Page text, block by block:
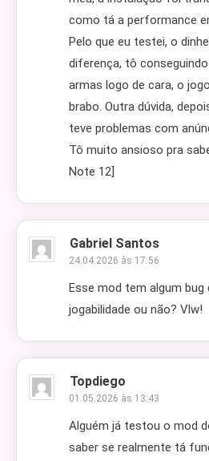
como tá a performance
Pelo que eu testei, o
diferença, tô
armas logo de cara, o
brabo. Outra dúvida,
teve problemas com
Tô muito ansioso pra
Note 12]
Gabriel Santos
24.04.2026 às 17:56
Esse mod tem algum
jogabilidade ou não? Vlw!
Topdiego
01.05.2026 às 13:43
Alguém já testou o mod
saber se realmente tá